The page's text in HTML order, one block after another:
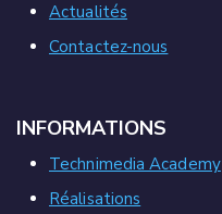
Actualités
Contactez-nous
INFORMATIONS
Technimedia Academy
Réalisations